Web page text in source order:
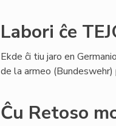
Labori ĉe
Ekde ĉi tiu jaro en
de la armeo
Ĉu Retoso